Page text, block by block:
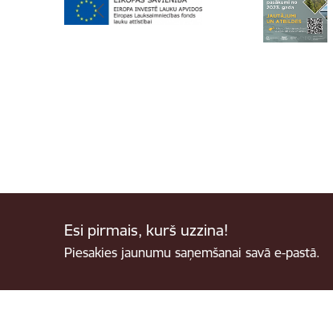
Esi pirmais, kurš uzzina!
Piesakies jaunumu saņemšanai savā e-pastā.